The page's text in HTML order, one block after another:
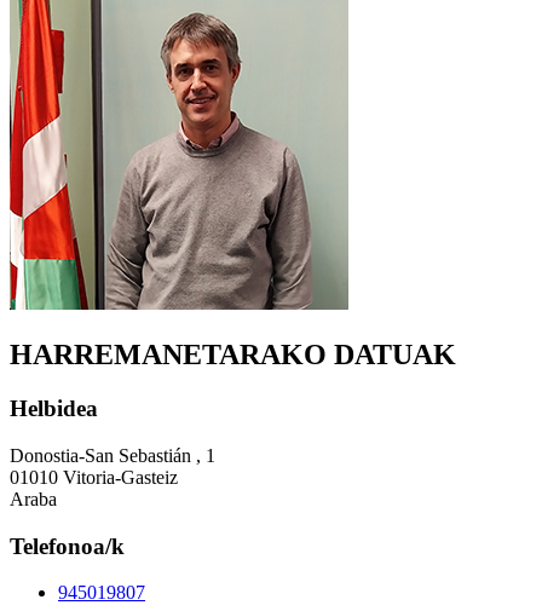
HARREMANETARAKO DATUAK
Helbidea
Donostia-San Sebastián , 1
01010 Vitoria-Gasteiz
Araba
Telefonoa/k
945019807